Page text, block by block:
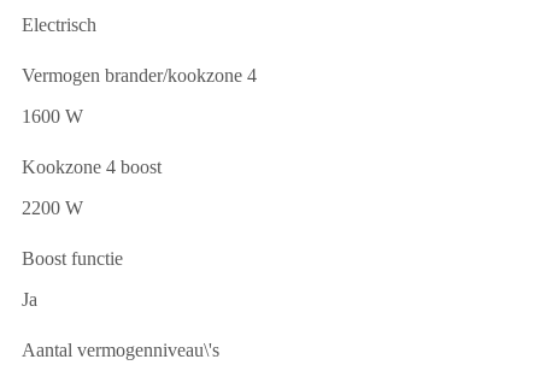
Electrisch
Vermogen brander/kookzone 4
1600 W
Kookzone 4 boost
2200 W
Boost functie
Ja
Aantal vermogenniveau\'s